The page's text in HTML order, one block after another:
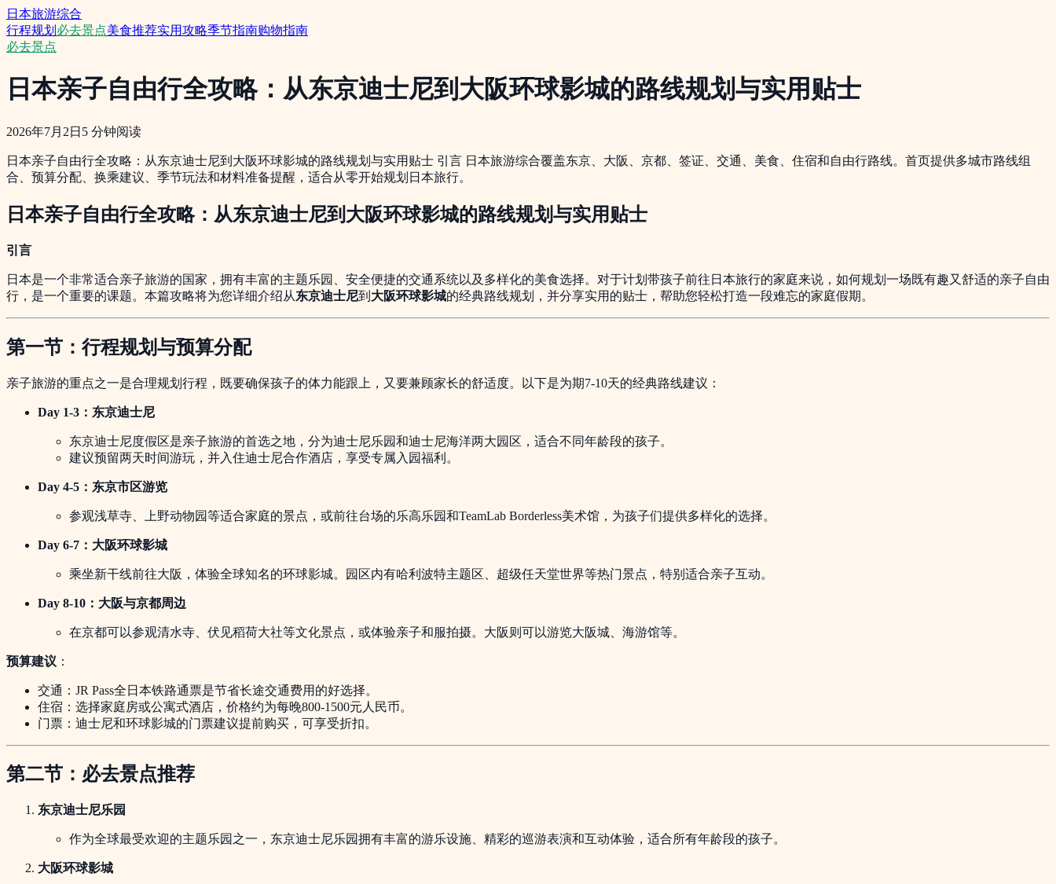
日本旅游综合
行程规划 必去景点美食推荐实用攻略季节指南购物指南
必去景点
日本亲子自由行全攻略：从东京迪士尼到大阪环球影城的路线规划与实用贴士
2026年7月2日 5 分钟阅读
日本亲子自由行全攻略：从东京迪士尼到大阪环球影城的路线规划与实用贴士 引言 日本旅游综合覆盖东京、大阪、京都、签证、交通、美食、住宿和自由行路线。首页提供多城市路线组
合、预算分配、换乘建议、季节玩法和材料准备提醒，适合从零开始规划日本旅行。
日本亲子自由行全攻略：从东京迪士尼到大阪环球影城的路线规划与实用贴士
引言
日本是一个非常适合亲子旅游的国家，拥有丰富的主题乐园、安全便捷的交通系统以及多样化的美食选择。对于计划带孩子前往日本旅行的家庭来说，如何规划一场既有趣又舒适的亲子自由
行，是一个重要的课题。本篇攻略将为您详细介绍从东京迪士尼到 大阪环球影城的经典路线规划，并分享实用的贴士，帮助您轻松打造一段难忘的家庭假期。
第一节：行程规划与预算分配
亲子旅游的重点之一是合理规划行程，既要确保孩子的体力能跟上，又要兼顾家长的舒适度。以下是为期7-10天的经典路线建议：
Day 1-3：东京迪士尼
东京迪士尼度假区是亲子旅游的首选之地，分为迪士尼乐园和迪士尼海洋两大园区，适合不同年龄段的孩子。
建议预留两天时间游玩，并入住迪士尼合作酒店，享受专属入园福利。
Day 4-5：东京市区游览
参观浅草寺、上野动物园等适合家庭的景点，或前往台场的乐高乐园和TeamLab Borderless美术馆，为孩子们提供多样化的选择。
Day 6-7：大阪环球影城
乘坐新干线前往大阪，体验全球知名的环球影城。园区内有哈利波特主题区、超级任天堂世界等热门景点，特别适合亲子互动。
Day 8-10：大阪与京都周边
在京都可以参观清水寺、伏见稻荷大社等文化景点，或体验亲子和服拍摄。大阪则可以游览大阪城、海游馆等。
预算建议 ：
交通：JR Pass全日本铁路通票是节省长途交通费用的好选择。
住宿：选择家庭房或公寓式酒店，价格约为每晚800-1500元人民币。
门票：迪士尼和环球影城的门票建议提前购买，可享受折扣。
第二节：必去景点推荐
东京迪士尼乐园
作为全球最受欢迎的主题乐园之一，东京迪士尼乐园拥有丰富的游乐设施、精彩的巡游表演和互动体验，适合所有年龄段的孩子。
大阪环球影城